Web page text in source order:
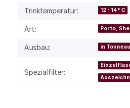
Trinktemperatur: 12 - 14° C
Art: Porto,
Ausbau: in
Spezialfilter: